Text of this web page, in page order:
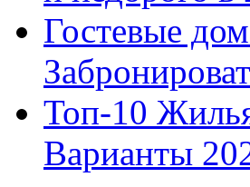
Гостевые
Топ-10
Варианты